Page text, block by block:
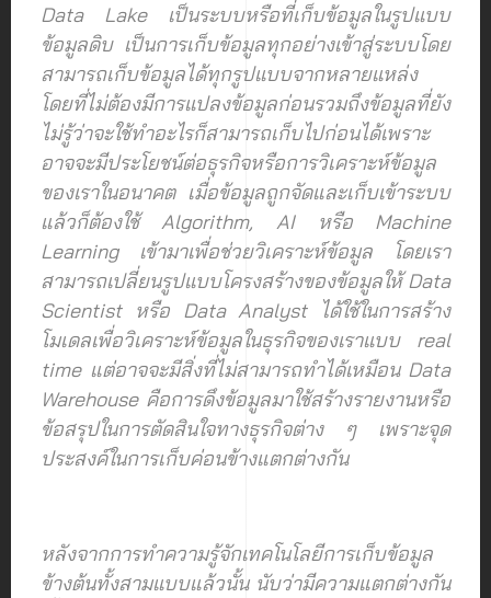
Data Lake เป็นระบบหรือที่เก็บข้อมูลในรูปแบบ
ข้อมูลดิบ เป็นการเก็บข้อมูลทุกอย่างเข้าสู่ระบบโดย
สามารถเก็บข้อมูลได้ทุกรูปแบบจากหลายแหล่ง
โดยที่ไม่ต้องมีการแปลงข้อมูลก่อนรวมถึงข้อมูลที่ยัง
ไม่รู้ว่าจะใช้ทำอะไรก็สามารถเก็บไปก่อนได้เพราะ
อาจจะมีประโยชน์ต่อธุรกิจหรือการวิเคราะห์ข้อมูล
ของเราในอนาคต เมื่อข้อมูลถูกจัดและเก็บเข้าระบบ
แล้วก็ต้องใช้ Algorithm, AI หรือ Machine
Learning เข้ามาเพื่อช่วยวิเคราะห์ข้อมูล โดยเรา
สามารถเปลี่ยนรูปแบบโครงสร้างของข้อมูลให้ Data
Scientist หรือ Data Analyst ได้ใช้ในการสร้าง
โมเดลเพื่อวิเคราะห์ข้อมูลในธุรกิจของเราแบบ real
time แต่อาจจะมีสิ่งที่ไม่สามารถทำได้เหมือน Data
Warehouse คือการดึงข้อมูลมาใช้สร้างรายงานหรือ
ข้อสรุปในการตัดสินใจทางธุรกิจต่าง ๆ เพราะจุด
ประสงค์ในการเก็บค่อนข้างแตกต่างกัน
หลังจากการทำความรู้จักเทคโนโลยีการเก็บข้อมูล
ข้างต้นทั้งสามแบบแล้วนั้น นับว่ามีความแตกต่างกัน